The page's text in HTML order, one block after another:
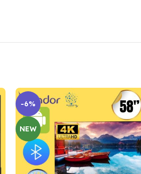
-6%
NEW